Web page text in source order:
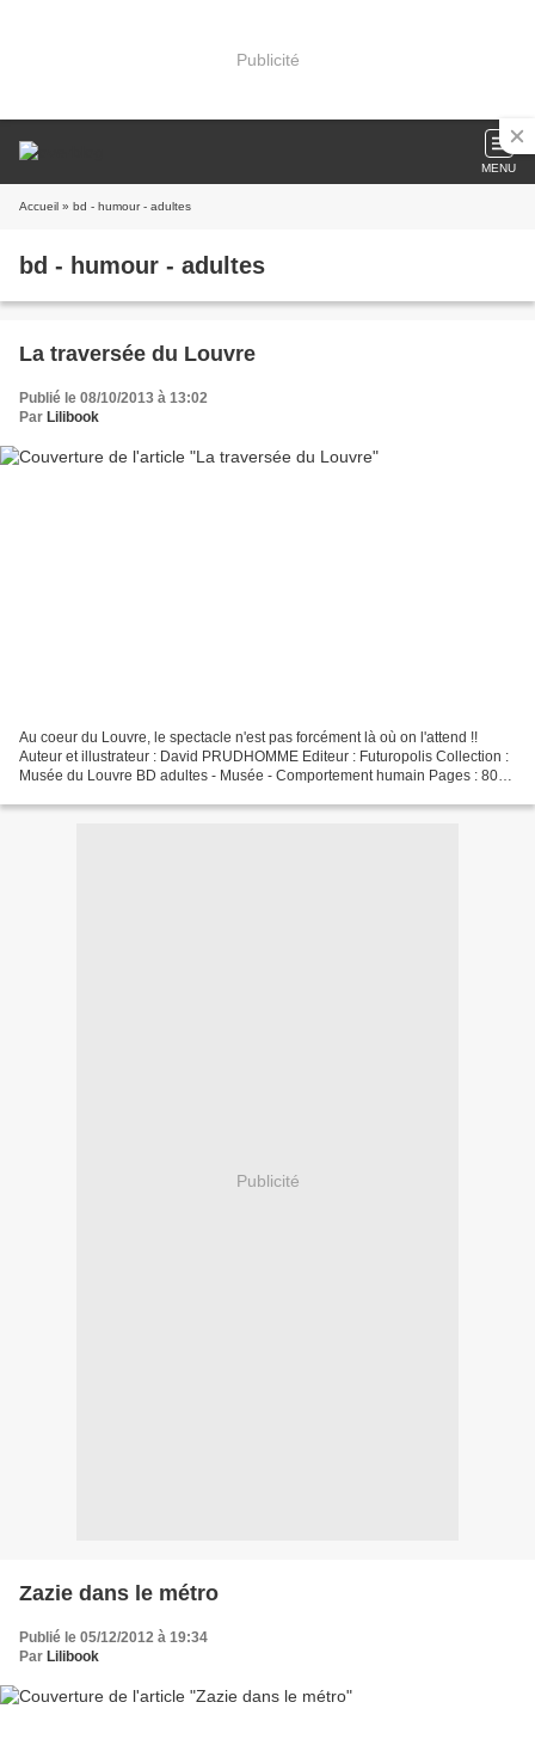
Publicité
MENU
Accueil » bd - humour - adultes
bd - humour - adultes
La traversée du Louvre
Publié le 08/10/2013 à 13:02
Par Lilibook
Au coeur du Louvre, le spectacle n'est pas forcément là où on l'attend !!
Auteur et illustrateur : David PRUDHOMME Editeur : Futuropolis Collection :
Musée du Louvre BD adultes - Musée - Comportement humain Pages : 80
Publicité
Zazie dans le métro
Publié le 05/12/2012 à 19:34
Par Lilibook